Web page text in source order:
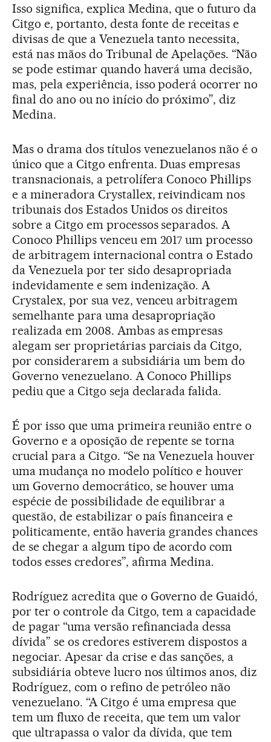
Isso significa, explica Medina, que o futuro da
Citgo e, portanto, desta fonte de receitas e
divisas de que a Venezuela tanto necessita,
está nas mãos do Tribunal de Apelações. “Não
se pode estimar quando haverá uma decisão,
mas, pela experiência, isso poderá ocorrer no
final do ano ou no início do próximo”, diz
Medina.
Mas o drama dos títulos venezuelanos não é o
único que a Citgo enfrenta. Duas empresas
transnacionais, a petrolífera Conoco Phillips
e a mineradora Crystallex, reivindicam nos
tribunais dos Estados Unidos os direitos
sobre a Citgo em processos separados. A
Conoco Phillips venceu em 2017 um processo
de arbitragem internacional contra o Estado
da Venezuela por ter sido desapropriada
indevidamente e sem indenização. A
Crystalex, por sua vez, venceu arbitragem
semelhante para uma desapropriação
realizada em 2008. Ambas as empresas
alegam ser proprietárias parciais da Citgo,
por considerarem a subsidiária um bem do
Governo venezuelano. A Conoco Phillips
pediu que a Citgo seja declarada falida.
É por isso que uma primeira reunião entre o
Governo e a oposição de repente se torna
crucial para a Citgo. “Se na Venezuela houver
uma mudança no modelo político e houver
um Governo democrático, se houver uma
espécie de possibilidade de equilibrar a
questão, de estabilizar o país financeira e
politicamente, então haveria grandes chances
de se chegar a algum tipo de acordo com
todos esses credores”, afirma Medina.
Rodríguez acredita que o Governo de Guaidó,
por ter o controle da Citgo, tem a capacidade
de pagar “uma versão refinanciada dessa
dívida” se os credores estiverem dispostos a
negociar. Apesar da crise e das sanções, a
subsidiária obteve lucro nos últimos anos, diz
Rodríguez, com o refino de petróleo não
venezuelano. “A Citgo é uma empresa que
tem um fluxo de receita, que tem um valor
que ultrapassa o valor da dívida, que tem